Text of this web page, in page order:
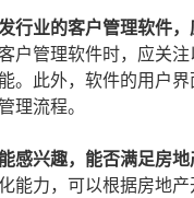
行业的客户管理软件，
户管理软件时，应关
。此外，软件的用户
理流程。
感兴趣，能否满足房地
能力，可以根据房地